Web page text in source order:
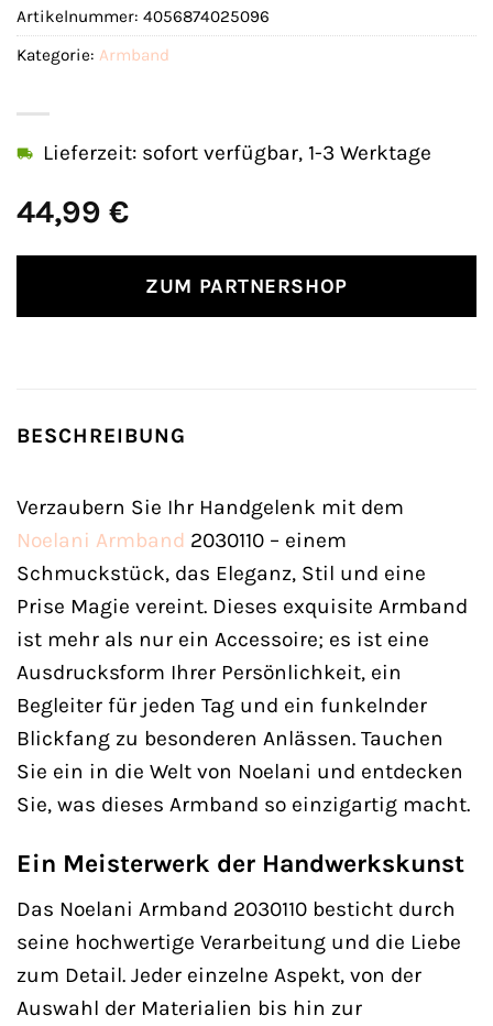
44,99 €
Lieferzeit: sofort verfügbar, 1-3 Werktage
ZUM PARTNERSHOP
Artikelnummer: 4056874025096
Kategorie: Armband
BESCHREIBUNG
Verzaubern Sie Ihr Handgelenk mit dem
Noelani Armband 2030110 – einem
Schmuckstück, das Eleganz, Stil und eine
Prise Magie vereint. Dieses exquisite Armband
ist mehr als nur ein Accessoire; es ist eine
Ausdrucksform Ihrer Persönlichkeit, ein
Begleiter für jeden Tag und ein funkelnder
Blickfang zu besonderen Anlässen. Tauchen
Sie ein in die Welt von Noelani und entdecken
Sie, was dieses Armband so einzigartig macht.
Ein Meisterwerk der Handwerkskunst
Das Noelani Armband 2030110 besticht durch
seine hochwertige Verarbeitung und die Liebe
zum Detail. Jeder einzelne Aspekt, von der
Auswahl der Materialien bis hin zur